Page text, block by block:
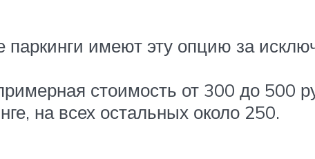
паркинги имеют эту опцию за
стоимость от 300 до 500
на всех остальных около 250.